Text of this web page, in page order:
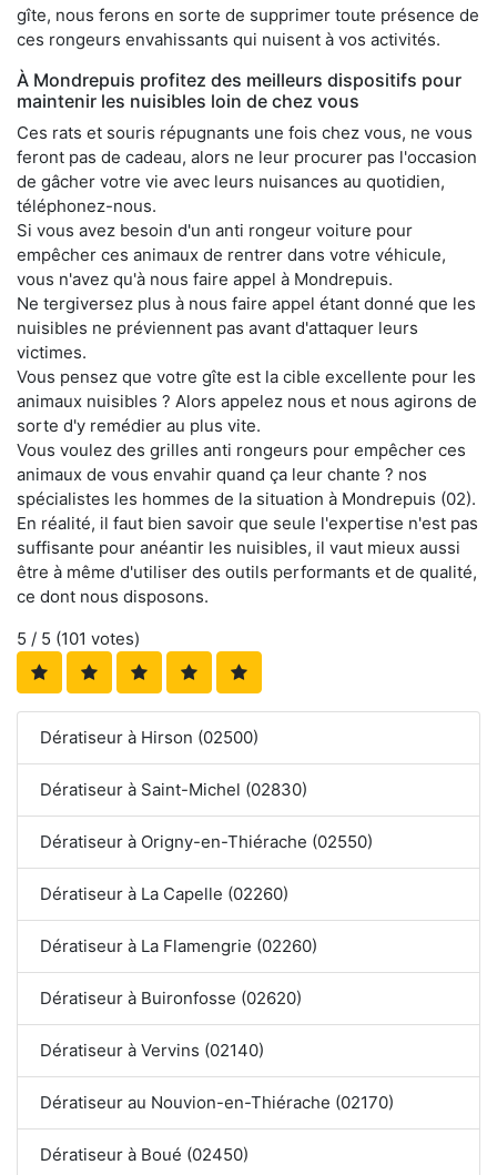
gîte, nous ferons en sorte de supprimer toute présence de
ces rongeurs envahissants qui nuisent à vos activités.
À Mondrepuis profitez des meilleurs dispositifs pour
maintenir les nuisibles loin de chez vous
Ces rats et souris répugnants une fois chez vous, ne vous
feront pas de cadeau, alors ne leur procurer pas l'occasion
de gâcher votre vie avec leurs nuisances au quotidien,
téléphonez-nous.
Si vous avez besoin d'un anti rongeur voiture pour
empêcher ces animaux de rentrer dans votre véhicule,
vous n'avez qu'à nous faire appel à Mondrepuis.
Ne tergiversez plus à nous faire appel étant donné que les
nuisibles ne préviennent pas avant d'attaquer leurs
victimes.
Vous pensez que votre gîte est la cible excellente pour les
animaux nuisibles ? Alors appelez nous et nous agirons de
sorte d'y remédier au plus vite.
Vous voulez des grilles anti rongeurs pour empêcher ces
animaux de vous envahir quand ça leur chante ? nos
spécialistes les hommes de la situation à Mondrepuis (02).
En réalité, il faut bien savoir que seule l'expertise n'est pas
suffisante pour anéantir les nuisibles, il vaut mieux aussi
être à même d'utiliser des outils performants et de qualité,
ce dont nous disposons.
5 / 5 (101 votes)
Dératiseur à Hirson (02500)
Dératiseur à Saint-Michel (02830)
Dératiseur à Origny-en-Thiérache (02550)
Dératiseur à La Capelle (02260)
Dératiseur à La Flamengrie (02260)
Dératiseur à Buironfosse (02620)
Dératiseur à Vervins (02140)
Dératiseur au Nouvion-en-Thiérache (02170)
Dératiseur à Boué (02450)